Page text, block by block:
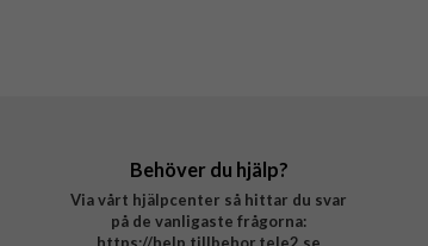
Behöver du hjälp?
Via vårt hjälpcenter så hittar du svar
på de vanligaste frågorna: